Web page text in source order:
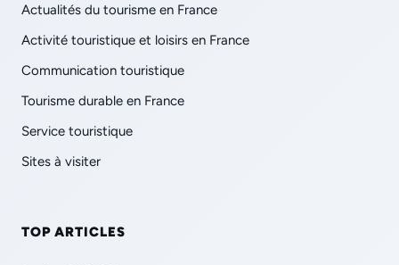
Actualités du tourisme en France
Activité touristique et loisirs en France
Communication touristique
Tourisme durable en France
Service touristique
Sites à visiter
TOP ARTICLES